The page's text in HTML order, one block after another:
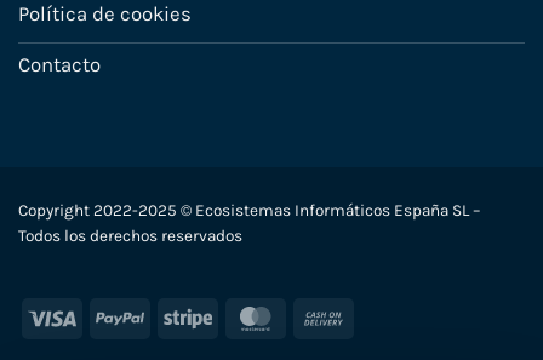
Política de cookies
Contacto
Copyright 2022-2025 © Ecosistemas Informáticos España SL –
Todos los derechos reservados
Visa PayPal Stripe MasterCard